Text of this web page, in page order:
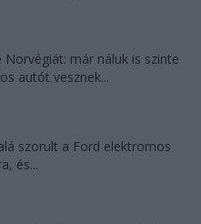
Norvégiát: már náluk is szinte
autót vesznek...
szorult a Ford elektromos
és...